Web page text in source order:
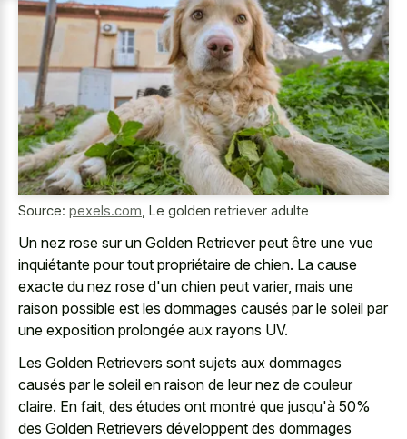
Source: pexels.com Le golden retriever adulte
Un nez rose sur un Golden Retriever peut être une vue
inquiétante pour tout propriétaire de chien. La cause
exacte du nez rose d'un chien peut varier, mais une
raison possible est les dommages causés par le soleil par
une exposition prolongée aux rayons UV.
Les Golden Retrievers sont sujets aux dommages
causés par le soleil en raison de leur nez de couleur
claire. En fait, des études ont montré que jusqu'à 50%
des Golden Retrievers développent des dommages